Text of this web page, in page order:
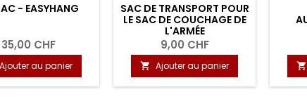
- EASYHANG
35,00 CHF
Ajouter au panier
SAC DE TRANSPORT POUR
LE SAC DE COUCHAGE DE
L'ARMÉE
9,00 CHF
 Ajouter au panier 